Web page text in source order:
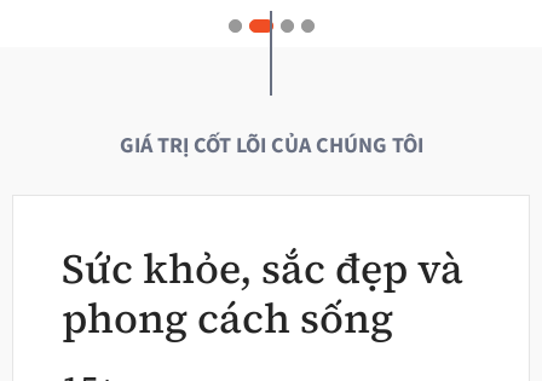
GIÁ TRỊ CỐT LÕI CỦA CHÚNG TÔI
Sức khỏe, sắc đẹp và
phong cách sống